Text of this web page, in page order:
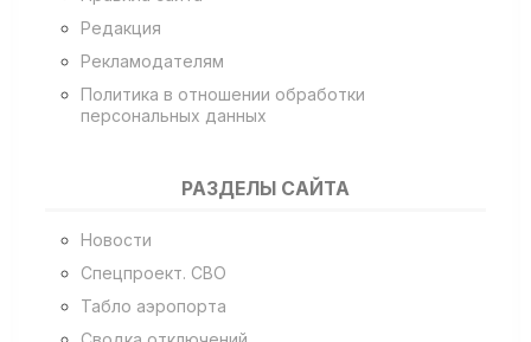
Редакция
Рекламодателям
Политика в отношении обработки
персональных данных
РАЗДЕЛЫ САЙТА
Новости
Спецпроект. СВО
Табло аэропорта